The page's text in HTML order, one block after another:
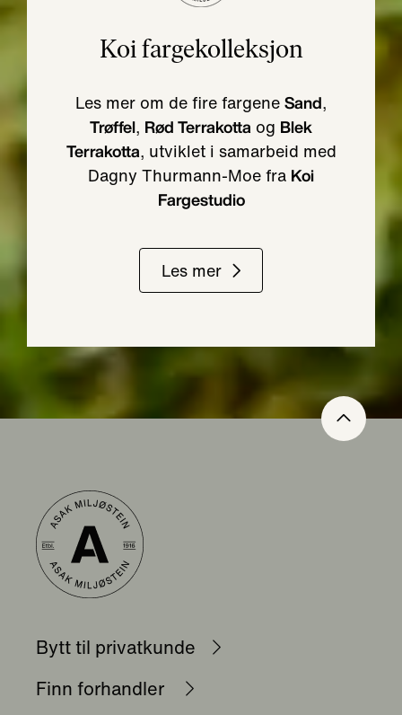
Koi fargekolleksjon
Les mer om de fire fargene Sand,
Trøffel, Rød Terrakotta og Blek
Terrakotta, utviklet i samarbeid med
Dagny Thurmann-Moe fra Koi
Fargestudio
Les mer
Bytt til privatkunde
Finn forhandler